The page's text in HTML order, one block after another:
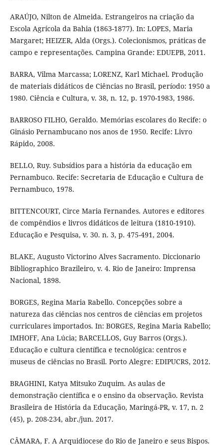
ARAÚJO, Nilton de Almeida. Estrangeiros na criação da
Escola Agrícola da Bahia (1863-1877). In: LOPES, Maria
Margaret; HEIZER, Alda (Orgs.). Colecionismos, práticas de
campo e representações. Campina Grande: EDUEPB, 2011.
BARRA, Vilma Marcassa; LORENZ, Karl Michael. Produção
de materiais didáticos de Ciências no Brasil, período: 1950 a
1980. Ciência e Cultura, v. 38, n. 12, p. 1970-1983, 1986.
BARROSO FILHO, Geraldo. Memórias escolares do Recife: o
Ginásio Pernambucano nos anos de 1950. Recife: Livro
Rápido, 2008.
BELLO, Ruy. Subsídios para a história da educação em
Pernambuco. Recife: Secretaria de Educação e Cultura de
Pernambuco, 1978.
BITTENCOURT, Circe Maria Fernandes. Autores e editores
de compêndios e livros didáticos de leitura (1810-1910).
Educação e Pesquisa, v. 30. n. 3, p. 475-491, 2004.
BLAKE, Augusto Victorino Alves Sacramento. Diccionario
Bibliographico Brazileiro, v. 4. Rio de Janeiro: Imprensa
Nacional, 1898.
BORGES, Regina Maria Rabello. Concepções sobre a
natureza das ciências nos centros de ciências em projetos
curriculares importados. In: BORGES, Regina Maria Rabello;
IMHOFF, Ana Lúcia; BARCELLOS, Guy Barros (Orgs.).
Educação e cultura científica e tecnológica: centros e
museus de ciências no Brasil. Porto Alegre: EDIPUCRS, 2012.
BRAGHINI, Katya Mitsuko Zuquim. As aulas de
demonstração científica e o ensino da observação. Revista
Brasileira de História da Educação, Maringá-PR, v. 17, n. 2
(45), p. 208-234, abr./jun. 2017.
CÂMARA, F. A Arquidiocese do Rio de Janeiro e seus Bispos.